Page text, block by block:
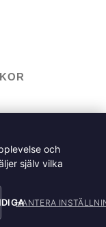
I SÖMNAD OCH
791 71 Falun
AB. All Rights
och
själv vilka
HANTERA